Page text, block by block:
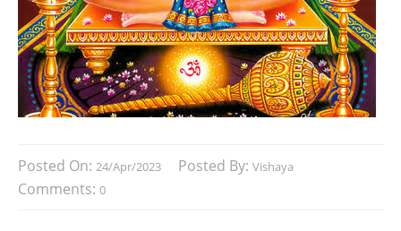
Posted On: 24/Apr/2023 Posted By: Vishaya
Comments: 0